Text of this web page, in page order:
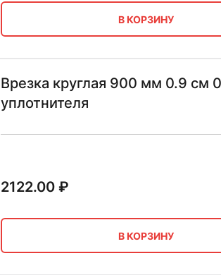
В КОРЗИНУ
Врезка круглая 900 мм 0.9 см
уплотнителя
2122.00₽
В КОРЗИНУ